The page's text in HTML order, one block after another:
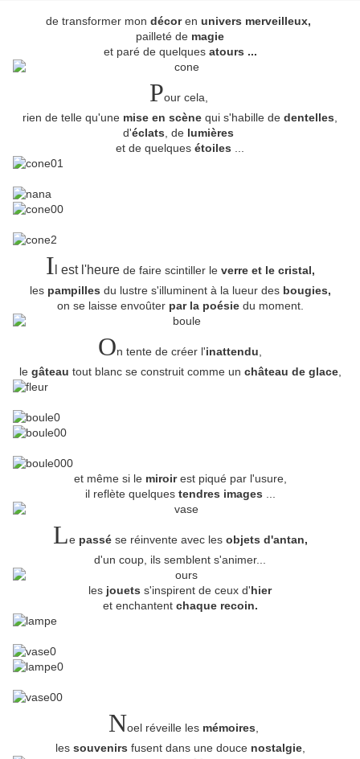
de transformer mon décoren univers merveilleux,
pailleté de magie
et paré de quelques atours ...
Pour cela,
rien de telle qu'une mise en scène qui s'habille de dentelles
d'éclats , de lumières
et de quelques étoiles
I l est l'heurede faire scintiller le verre et le cristal,
les pampilles du lustre s'illuminent à la lueur desbougies,
on se laisse envoûterpar la poésie du moment.
On tente de créer l'inattendu
le gâteau tout blanc se construit comme un château de glace,
et même si le miroirest piqué par l'usure,
il reflète quelques tendres images
Lepassése réinvente avec les objets d'antan,
d'un coup, ils semblent s'animer...
les jouets s'inspirent de ceux d'hier
et enchantentchaque recoin.
Noel réveille les mémoires
les souvenirs fusent dans une douce nostalgie,